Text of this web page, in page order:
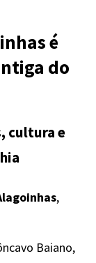
é
do
cultura e
,
Baiano,